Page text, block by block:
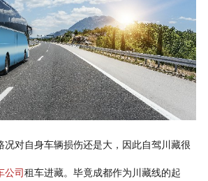
租车价格
成功案例
关于我们
联系我们
况对自身车辆损伤还是大，因此自驾川藏很
公司 租车进藏。毕竟成都作为川藏线的起